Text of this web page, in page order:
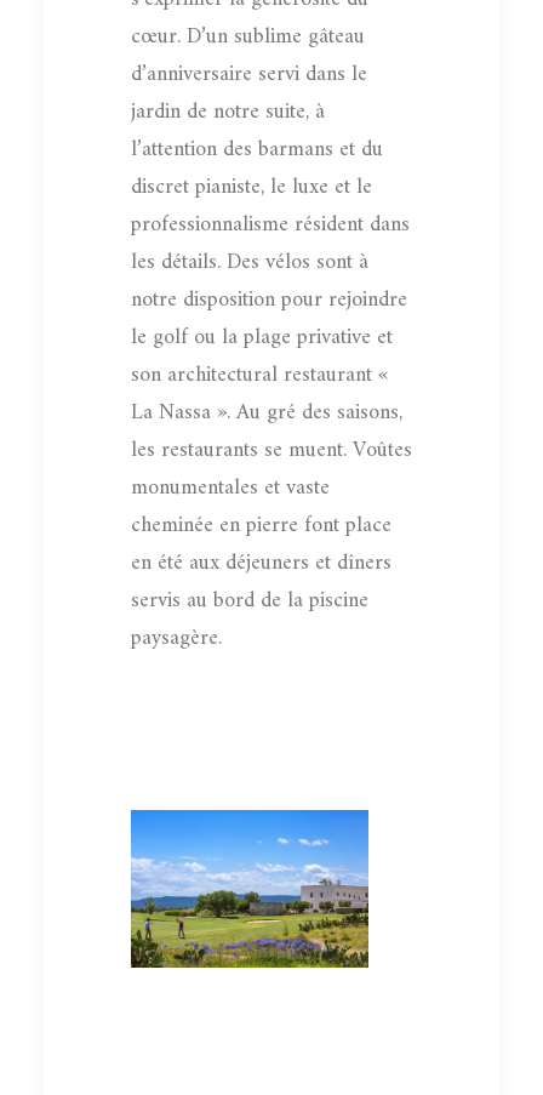
cœur. D’un sublime gâteau
d’anniversaire servi dans le
jardin de notre suite, à
l’attention des barmans et du
discret pianiste, le luxe et le
professionnalisme résident dans
les détails. Des vélos sont à
notre disposition pour rejoindre
le golf ou la plage privative et
son architectural restaurant «
La Nassa ». Au gré des saisons,
les restaurants se muent. Voûtes
monumentales et vaste
cheminée en pierre font place
en été aux déjeuners et dîners
servis au bord de la piscine
paysagère.